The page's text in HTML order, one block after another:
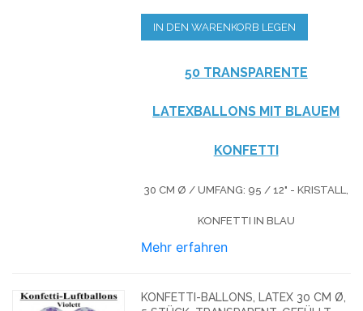
IN DEN WARENKORB LEGEN
50 TRANSPARENTE
LATEXBALLONS MIT BLAUEM
KONFETTI
30 CM Ø / UMFANG: 95 / 12" - KRISTALL,
KONFETTI IN BLAU
Mehr erfahren
KONFETTI-BALLONS, LATEX 30 CM Ø,